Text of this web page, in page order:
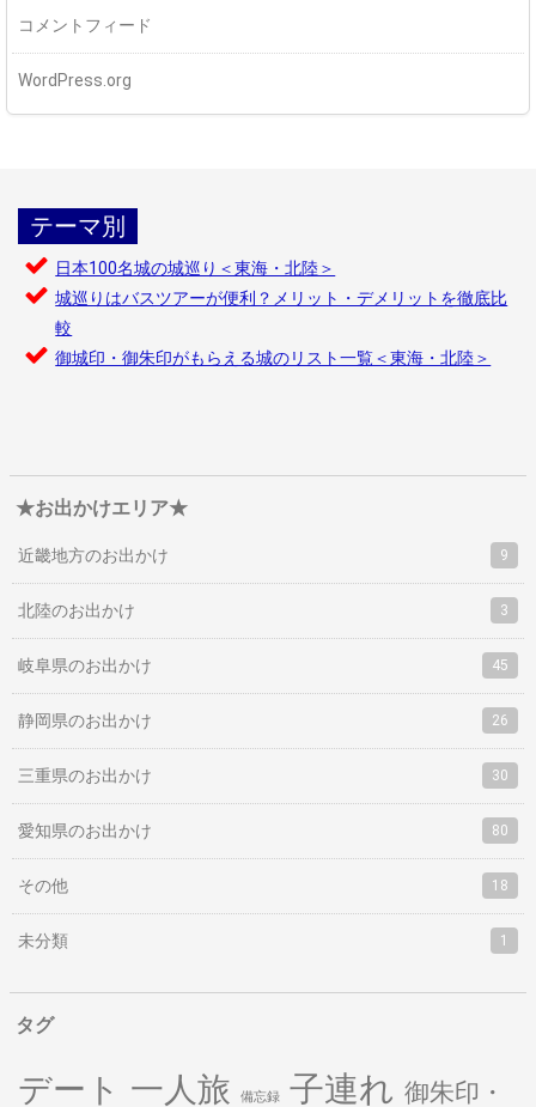
コメントフィード
WordPress.org
テーマ別
日本100名城の城巡り＜東海・北陸＞
城巡りはバスツアーが便利？メリット・デメリットを徹底比
較
御城印・御朱印がもらえる城のリスト一覧＜東海・北陸＞
★お出かけエリア★
近畿地方のお出かけ 9
北陸のお出かけ 3
岐阜県のお出かけ 45
静岡県のお出かけ 26
三重県のお出かけ 30
愛知県のお出かけ 80
その他 18
未分類 1
タグ
デート 一人旅 備忘録 子連れ 御朱印・